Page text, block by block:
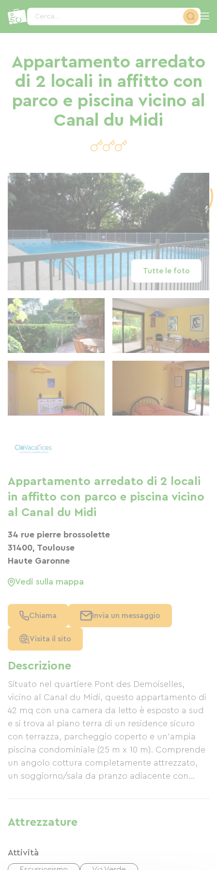
Cerca...
Appartamento arredato
di 2 locali in affitto con
parco e piscina vicino al
Canal du Midi
Tutte le foto
Descrizione
Situato nel quartiere Pont des Demoiselles,
vicino al Canal du Midi, questo appartamento di
42 mq con una camera da letto è esposto a sud
e si trova al piano terra di un residence sicuro
con terrazza, parcheggio coperto e un'ampia
piscina condominiale (25 m x 10 m). Comprende
un angolo cottura completamente attrezzato,
un soggiorno/sala da pranzo adiacente con
videoregistratore, Wi-Fi, lettore CD e cassette,
congelatore e mobili da giardino. Lenzuola e
asciugamani sono forniti.
Attrezzature
Attività
Appartamento arredato di 2 locali
in affitto con parco e piscina vicino
al Canal du Midi
34 rue pierre brossolette
31400, Toulouse
Haute Garonne
Vedi sulla mappa
Chiama Invia un messaggio
Visita il sito
Pannello di gestione dei cookies